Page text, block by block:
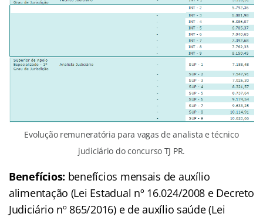
Evolução remuneratória para vagas de analista e técnico
judiciário do concurso TJ PR.
Benefícios: benefícios mensais de auxílio
alimentação (Lei Estadual nº 16.024/2008 e Decreto
Judiciário nº 865/2016) e de auxílio saúde (Lei